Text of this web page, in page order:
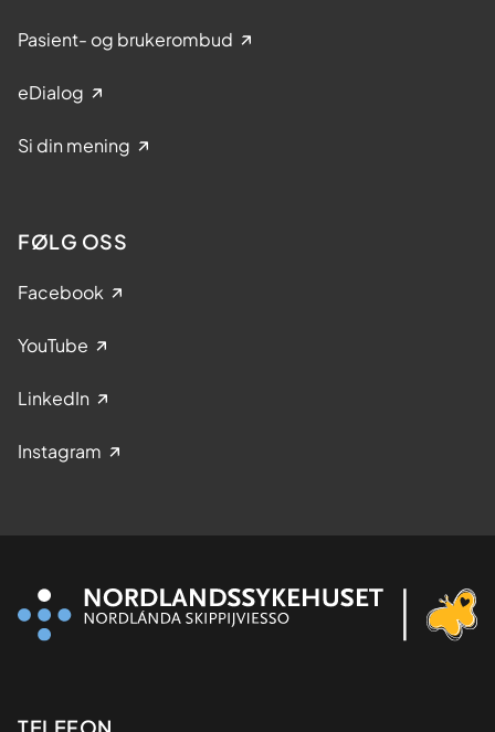
Pasient- og brukerombud
eDialog
Si din mening
FØLG OSS
Facebook
YouTube
LinkedIn
Instagram